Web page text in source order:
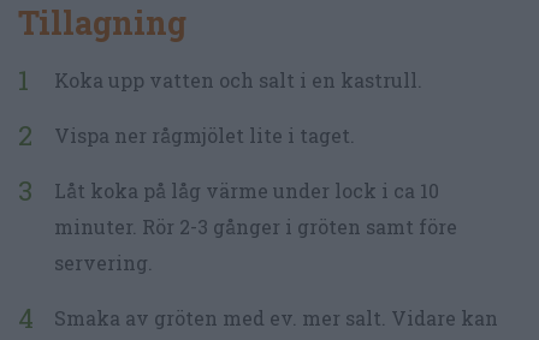
Tillagning
Koka upp vatten och salt i en kastrull.
Vispa ner rågmjölet lite i taget.
Låt koka på låg värme under lock i ca 10
minuter. Rör 2-3 gånger i gröten samt före
servering.
Smaka av gröten med ev. mer salt. Vidare kan